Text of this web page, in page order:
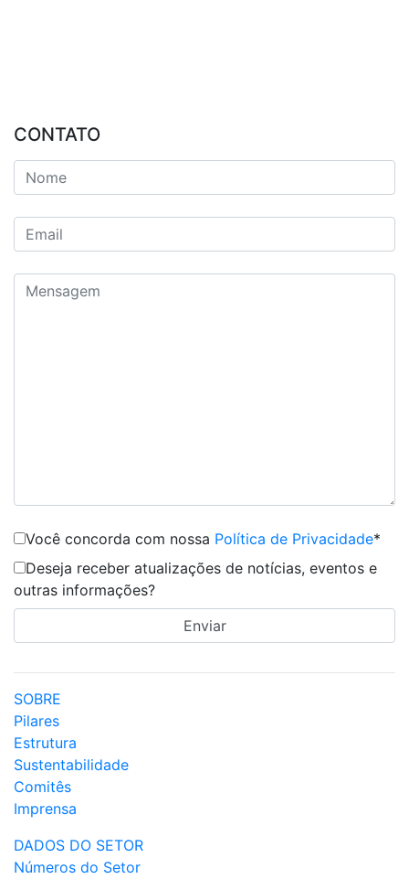
CONTATO
Você concorda com nossa Política de Privacidade*
Deseja receber atualizações de notícias, eventos e
outras informações?
SOBRE
Pilares
Estrutura
Sustentabilidade
Comitês
Imprensa
DADOS DO SETOR
Números do Setor